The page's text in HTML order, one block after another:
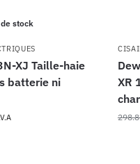
stock
XJ Taille-haie
batterie ni
XR